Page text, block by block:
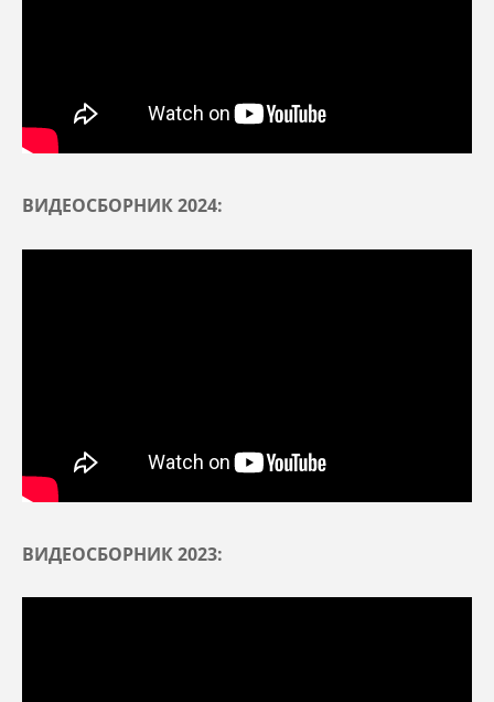
ВИДЕОСБОРНИК 2024:
ВИДЕОСБОРНИК 2023: